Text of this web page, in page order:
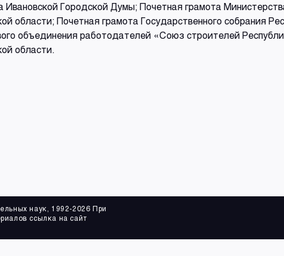
Городской Думы; Почетная грамота
области; Почетная грамота Государственного собрания
объединения работодателей «Союз строителей
области.
наук, 1992-2026 При
ссылка на сайт